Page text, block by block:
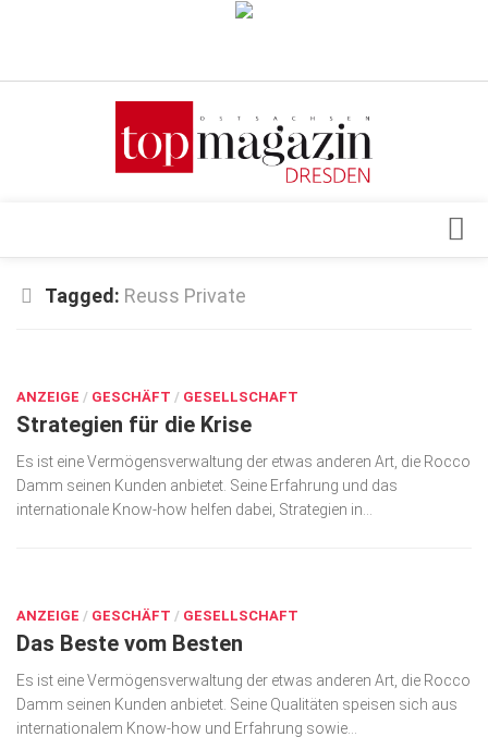
Verkaufsstellen
Top Gesundheitsforum Dresden / Ostsachsen
Geschäft
gesund & schön
Gesellschaft
Kunst & Kultur
Podcast
Top Branchen
SACHSEN IN PARIS
Tagged: Reuss Private
ANZEIGE / GESCHÄFT / GESELLSCHAFT
Strategien für die Krise
Es ist eine Vermögensverwaltung der etwas anderen Art, die Rocco
Damm seinen Kunden anbietet. Seine Erfahrung und das
internationale Know-how helfen dabei, Strategien in...
ANZEIGE / GESCHÄFT / GESELLSCHAFT
Das Beste vom Besten
Es ist eine Vermögensverwaltung der etwas anderen Art, die Rocco
Damm seinen Kunden anbietet. Seine Qualitäten speisen sich aus
internationalem Know-how und Erfahrung sowie...